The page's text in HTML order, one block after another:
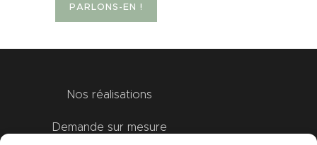
PARLONS-EN !
Nos réalisations
Demande sur mesure